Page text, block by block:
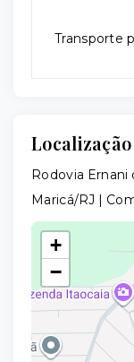
Transporte
Localização
Rodovia Ernani
Maricá/RJ |
+
−